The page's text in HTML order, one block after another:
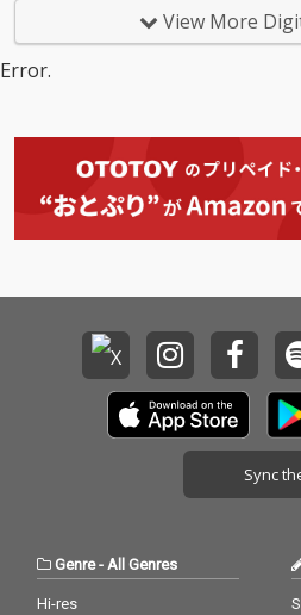
View More
Error.
Sync
Genre-All Genres
Hi-res